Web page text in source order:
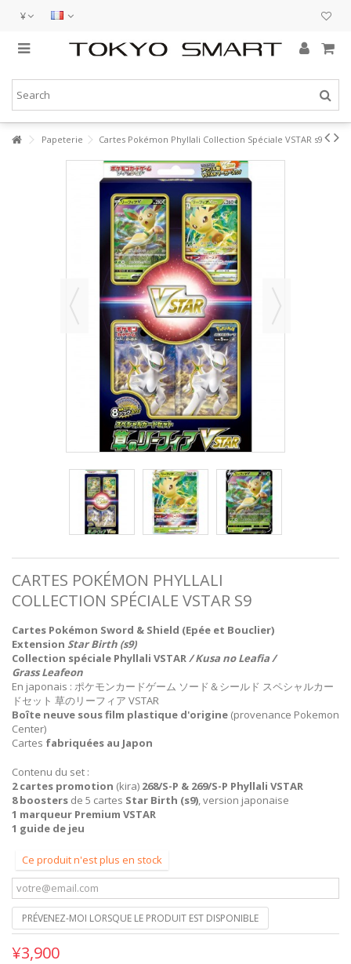
¥
Papeterie Cartes Pokémon Phyllali Collection Spéciale VSTAR s9
CARTES POKÉMON PHYLLALI
COLLECTION SPÉCIALE VSTAR S9
Cartes Pokémon Sword & Shield (Epée et Bouclier)
Extension Star Birth (s9)
Collection spéciale Phyllali VSTAR/ Kusa no Leafia /
GrassLeafeon
En japonais : ポケモンカードゲーム ソード＆シールド スペシャルカー
ドセット 草のリーフィア VSTAR
Boîte neuve sous film plastique d'origine (provenance Pokemon
Center)
Cartes fabriquées au Japon
Contenu du set :
2 cartes promotion (kira) 268/S-P & 269/S-P Phyllali VSTAR
8 boosters de 5 cartes Star Birth (s9), version japonaise
1 marqueur Premium VSTAR
1 guide de jeu
Ce produit n'est plus en stock
PRÉVENEZ-MOI LORSQUE LE PRODUIT EST DISPONIBLE
¥3,900